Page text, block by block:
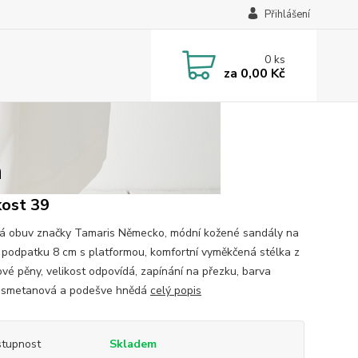
Přihlášení
0ks
za 0,00 Kč
39
obuv značky Tamaris Německo, módní kožené sandály na
8 cm s platformou, komfortní vyměkčená stélka z
pěny, velikost odpovídá, zapínání na přezku, barva
a podešve hnědá celý popis
Skladem